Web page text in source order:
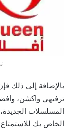
بالإضافة إلى ذلك
ترفيهي واكشن،
المسلسلات
الخاص بك